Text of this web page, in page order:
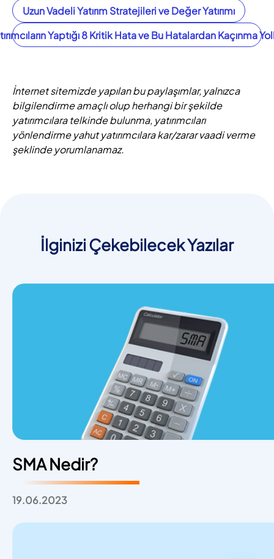
Uzun Vadeli Yatırım Stratejileri ve Değer Yatırımı
Yaptığı 8 Kritik Hata ve Bu Hatalardan Kaçınma
İnternet sitemizde yapılan bu paylaşımlar, yalnızca
bilgilendirme amaçlı olup herhangi bir şekilde
yatırımcılara telkinde bulunma, yatırımcıları
yönlendirme yahut yatırımcılara kar/zarar vaadi verme
şeklinde yorumlanamaz.
İlginizi Çekebilecek Yazılar
SMA Nedir?
19.06.2023